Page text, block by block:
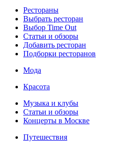
Рестораны
Выбрать ресторан
Выбор Time Out
Статьи и обзоры
Добавить ресторан
Подборки ресторанов
Мода
Красота
Музыка и клубы
Статьи и обзоры
Концерты в Москве
Путешествия